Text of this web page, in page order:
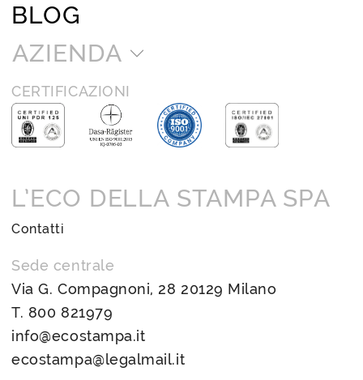
BLOG
AZIENDA
CERTIFICAZIONI
L’ECO DELLA STAMPA SPA
Contatti
Sede centrale
Via G. Compagnoni, 28 20129 Milano
T. 800 821979
info@ecostampa.it
ecostampa@legalmail.it